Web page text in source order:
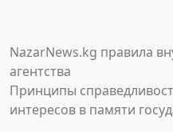
NazarNews.kg правила
агентства
Принципы
интересов в памяти